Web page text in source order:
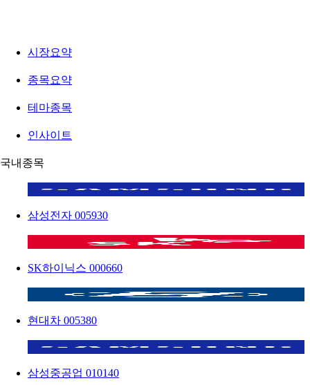
시장요약
종목요약
테마종목
인사이트
국내종목
삼성전자 005930
SK하이닉스 000660
현대차 005380
삼성중공업 010140